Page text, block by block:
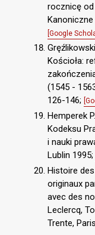
rocznicę
Kanoniczne
[Google
Kościoła:
(1545 -
126-146;
Hemperek
Kodeksu
i nauki
Lublin 1995;
Histoire
originaux
avec des
Leclercq,
Trente,